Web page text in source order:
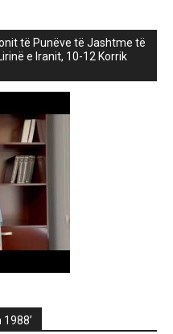
të Punëve të Jashtme të
e Iranit, 10-12 Korrik